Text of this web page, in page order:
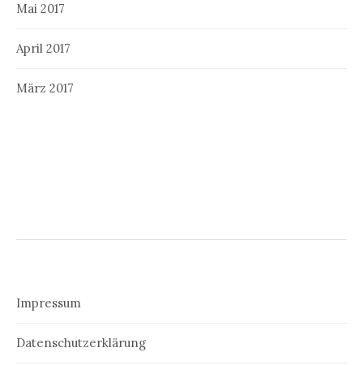
Mai 2017
April 2017
März 2017
Impressum
Datenschutzerklärung